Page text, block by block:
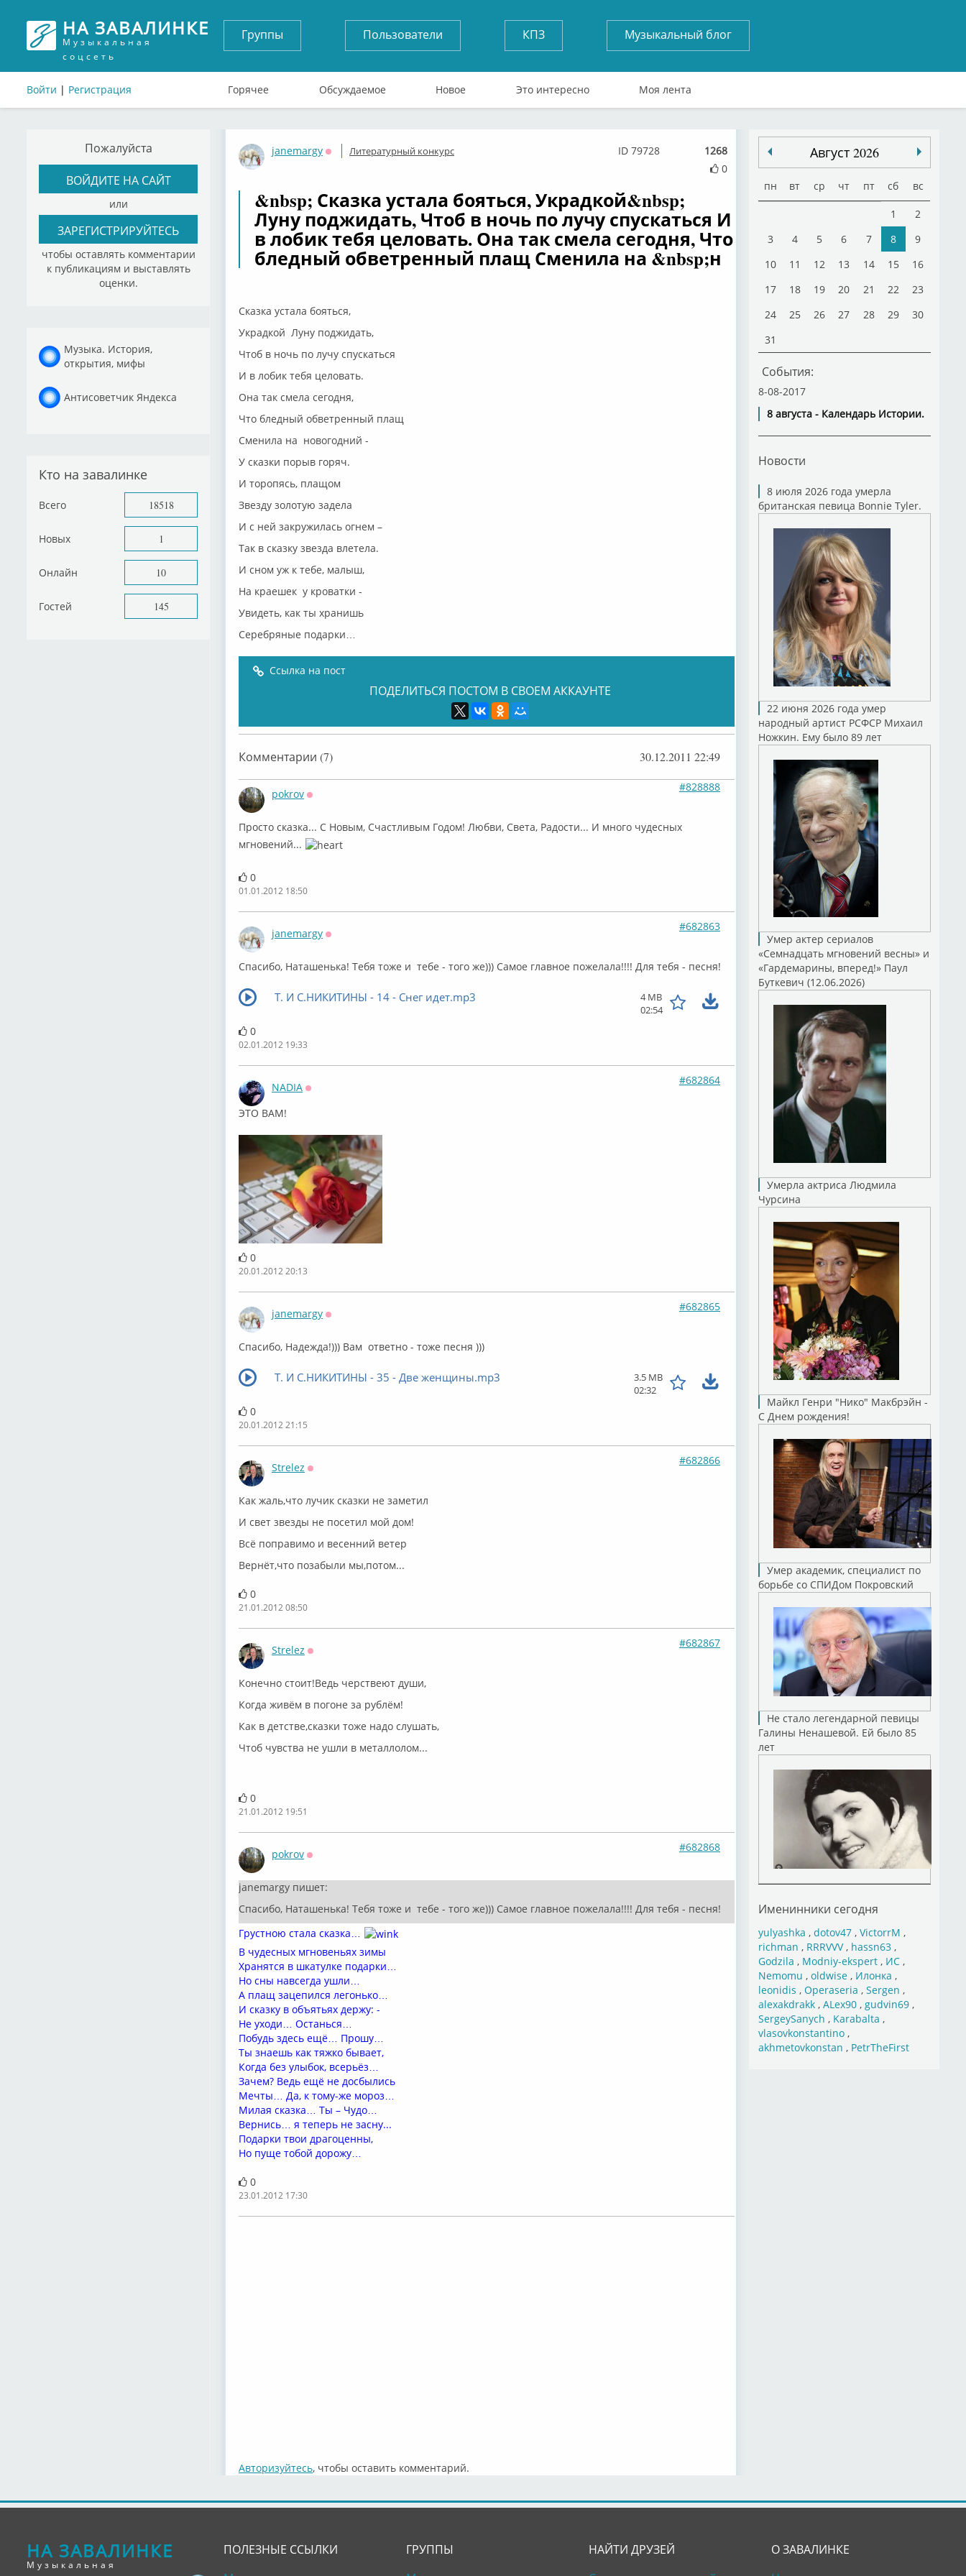
НА ЗАВАЛИНКЕ
Музыкальная
соцсеть
Войти | Регистрация
Группы Пользователи КПЗ Музыкальный блог
Горячее Обсуждаемое Новое Это интересно Моя лента
Пожалуйста
ВОЙДИТЕ НА САЙТ
или
ЗАРЕГИСТРИРУЙТЕСЬ
чтобы оставлять комментарии
к публикациям и выставлять
оценки.
Музыка. История,
открытия, мифы
Антисоветчик Яндекса
Кто на завалинке
Всего 18518
Новых 1
Онлайн 10
Гостей 145
janemargy
Оффлайн
Литературный конкурс
1268
0
ID 79728
&nbsp; Сказка устала бояться, Украдкой&nbsp;
Луну поджидать, Чтоб в ночь по лучу спускаться И
в лобик тебя целовать. Она так смела сегодня, Что
бледный обветренный плащ Сменила на &nbsp;н
Сказка устала бояться,
Украдкой Луну поджидать,
Чтоб в ночь по лучу спускаться
И в лобик тебя целовать.
Она так смела сегодня,
Что бледный обветренный плащ
Сменила на новогодний -
У сказки порыв горяч.
И торопясь, плащом
Звезду золотую задела
И с ней закружилась огнем –
Так в сказку звезда влетела.
И сном уж к тебе, малыш,
На краешек у кроватки -
Увидеть, как ты хранишь
Серебряные подарки…
Ссылка на пост
ПОДЕЛИТЬСЯ ПОСТОМ В СВОЕМ АККАУНТЕ
Комментарии (7) 30.12.2011 22:49
pokrov
#828888
Просто сказка... С Новым, Счастливым Годом! Любви, Света, Радости... И много чудесных
мгновений...
0
01.01.2012 18:50
janemargy
#682863
Спасибо, Наташенька! Тебя тоже и тебе - того же))) Самое главное пожелала!!!! Для тебя - песня!
Т. И С.НИКИТИНЫ - 14 - Снег идет.mp3
4 MB
02:54
0
02.01.2012 19:33
NADIA
#682864
ЭТО ВАМ!
0
20.01.2012 20:13
janemargy
#682865
Спасибо, Надежда!))) Вам ответно - тоже песня )))
Т. И С.НИКИТИНЫ - 35 - Две женщины.mp3
3.5 MB
02:32
0
20.01.2012 21:15
Strelez
#682866
Как жаль,что лучик сказки не заметил
И свет звезды не посетил мой дом!
Всё поправимо и весенний ветер
Вернёт,что позабыли мы,потом...
0
21.01.2012 08:50
Strelez
#682867
Конечно стоит!Ведь черствеют души,
Когда живём в погоне за рублём!
Как в детстве,сказки тоже надо слушать,
Чтоб чувства не ушли в металлолом...
0
21.01.2012 19:51
pokrov
#682868
janemargy пишет:
Спасибо, Наташенька! Тебя тоже и тебе - того же))) Самое главное пожелала!!!! Для тебя - песня!
Грустною стала сказка…
В чудесных мгновеньях зимы
Хранятся в шкатулке подарки…
Но сны навсегда ушли…
А плащ зацепился легонько…
И сказку в объятьях держу: -
Не уходи… Останься…
Побудь здесь ещё… Прошу…
Ты знаешь как тяжко бывает,
Когда без улыбок, всерьёз…
Зачем? Ведь ещё не досбылись
Мечты… Да, к тому-же мороз…
Милая сказка… Ты – Чудо…
Вернись… я теперь не засну...
Подарки твои драгоценны,
Но пуще тобой дорожу…
0
23.01.2012 17:30
Авторизуйтесь, чтобы оставить комментарий.
Август 2026
пн вт ср чт пт сб вс
1
2
3
4 5 6 7 8
9
10
11 12 13 14 15
16
17
18 19 20 21 22
23
24
25 26 27 28 29
30
31
События:
8-08-2017
8 августа - Календарь Истории.
Новости
8 июля 2026 года умерла
британская певица Bonnie Tyler.
22 июня 2026 года умер
народный артист РСФСР Михаил
Ножкин. Ему было 89 лет
Умер актер сериалов
«Семнадцать мгновений весны» и
«Гардемарины, вперед!» Паул
Буткевич (12.06.2026)
Умерла актриса Людмила
Чурсина
Майкл Генри "Нико" Макбрэйн -
С Днем рождения!
Умер академик, специалист по
борьбе со СПИДом Покровский
Не стало легендарной певицы
Галины Ненашевой. Ей было 85
лет
Именинники сегодня
yulyashka , dotov47, VictorrM ,
richman , RRRVVV, hassn63,
Godzila , Modniy-ekspert, ИС,
Nemomu , oldwise, Илонка ,
leonidis , Operaseria , Sergen ,
alexakdrakk, ALex90, gudvin69,
SergeySanych , Karabalta ,
vlasovkonstantino,
akhmetovkonstan , PetrTheFirst
НА ЗАВАЛИНКЕ
Музыкальная
ПОЛЕЗНЫЕ ССЫЛКИ
ГРУППЫ
НАЙТИ ДРУЗЕЙ
О ЗАВАЛИНКЕ